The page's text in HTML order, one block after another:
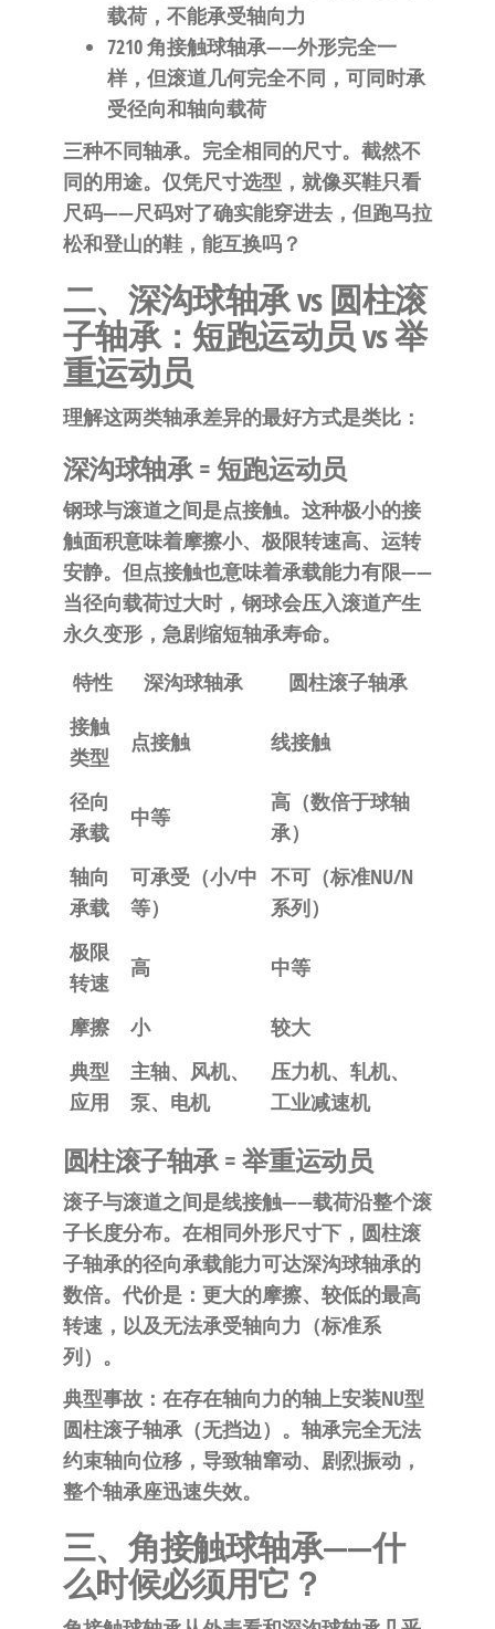
载荷，不能承受轴向力
7210 角接触球轴承——外形完全一
样，但滚道几何完全不同，可同时承
受径向和轴向载荷
三种不同轴承。完全相同的尺寸。截然不
同的用途。仅凭尺寸选型，就像买鞋只看
尺码——尺码对了确实能穿进去，但跑马拉
松和登山的鞋，能互换吗？
二、深沟球轴承 vs 圆柱滚
子轴承：短跑运动员 vs 举
重运动员
理解这两类轴承差异的最好方式是类比：
深沟球轴承 = 短跑运动员
钢球与滚道之间是点接触。这种极小的接
触面积意味着摩擦小、极限转速高、运转
安静。但点接触也意味着承载能力有限——
当径向载荷过大时，钢球会压入滚道产生
永久变形，急剧缩短轴承寿命。
特性
深沟球轴承
圆柱滚子轴承
接触
类型
点接触 线接触
径向
承载
中等
高（数倍于球轴
承）
轴向
承载
可承受（小/中
等）
不可（标准NU/N
系列）
极限
转速
高 中等
摩擦 小
较大
典型
应用
主轴、风机、
泵、电机
压力机、轧机、
工业减速机
圆柱滚子轴承 = 举重运动员
滚子与滚道之间是线接触——载荷沿整个滚
子长度分布。在相同外形尺寸下，圆柱滚
子轴承的径向承载能力可达深沟球轴承的
数倍。代价是：更大的摩擦、较低的最高
转速，以及无法承受轴向力（标准系
列）。
典型事故：在存在轴向力的轴上安装NU型
圆柱滚子轴承（无挡边）。轴承完全无法
约束轴向位移，导致轴窜动、剧烈振动，
整个轴承座迅速失效。
三、角接触球轴承——什
么时候必须用它？